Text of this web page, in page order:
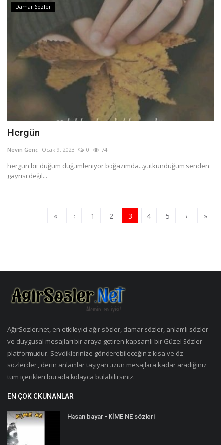
Damar Sözler
Hergün
Nevin Genç Ocak 9, 2023 0 74
hergün bir düğüm düğümleniyor boğazımda...yutkunduğum senden
gayrısı değil...
« ‹ 1 2 3 4 5 › »
AğırSozler.net, en etkileyici ağır sözler, damar sözler, anlamlı sözler
ve duygusal mesajları bir araya getiren kapsamlı bir Güzel Sözler
platformudur. Sevdiklerinize gönderebileceğiniz kısa ve öz
sözlerden, derin anlamlar taşıyan uzun mesajlara kadar aradığınız
tüm içerikleri burada kolayca bulabilirsiniz.
EN ÇOK OKUNANLAR
Hasan bayar - KİME NE sözleri